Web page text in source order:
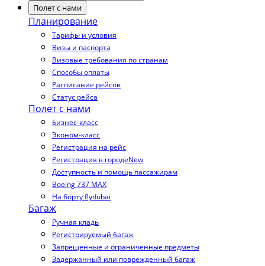
Полет с нами
Планирование
Тарифы и условия
Визы и паспорта
Визовые требования по странам
Способы оплаты
Расписание рейсов
Статус рейса
Полет с нами
Бизнес-класс
Эконом-класс
Регистрация на рейс
Регистрация в городеNew
Доступность и помощь пассажирам
Boeing 737 MAX
На борту flydubai
Багаж
Ручная кладь
Регистрируемый багаж
Запрещенные и ограниченные предметы
Задержанный или поврежденный багаж